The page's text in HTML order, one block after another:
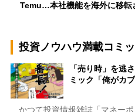
Temu…本社機能を海外に移
投資ノウハウ満載コミ
「売り時」を逃
ミック「俺がカ
かつて投資情報雑誌「マネー